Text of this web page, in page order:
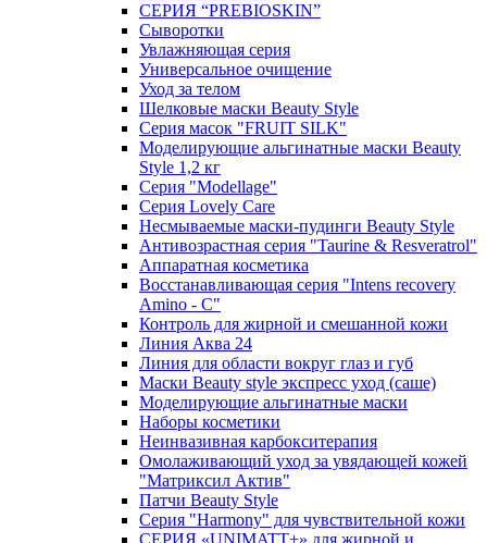
СЕРИЯ “PREBIOSKIN”
Сыворотки
Увлажняющая серия
Универсальное очищение
Уход за телом
Шелковые маски Beauty Style
Серия масок "FRUIT SILK"
Моделирующие альгинатные маски Beauty
Style 1,2 кг
Серия "Modellage"
Cерия Lovely Care
Несмываемые маски-пудинги Beauty Style
Антивозрастная серия "Taurine & Resveratrol"
Аппаратная косметика
Восстанавливающая серия "Intens recovery
Amino - C"
Контроль для жирной и смешанной кожи
Линия Аква 24
Линия для области вокруг глаз и губ
Маски Beauty style экспресс уход (саше)
Моделирующие альгинатные маски
Наборы косметики
Неинвазивная карбокситерапия
Омолаживающий уход за увядающей кожей
"Матриксил Актив"
Патчи Beauty Style
Серия "Harmony" для чувствительной кожи
СЕРИЯ «UNIMATT+» для жирной и